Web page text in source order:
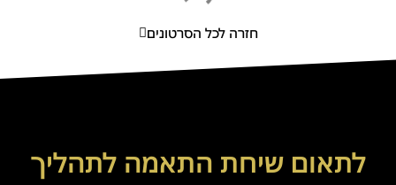
חזרה לכל הסרטונים
לתאום שיחת התאמה לתהליך